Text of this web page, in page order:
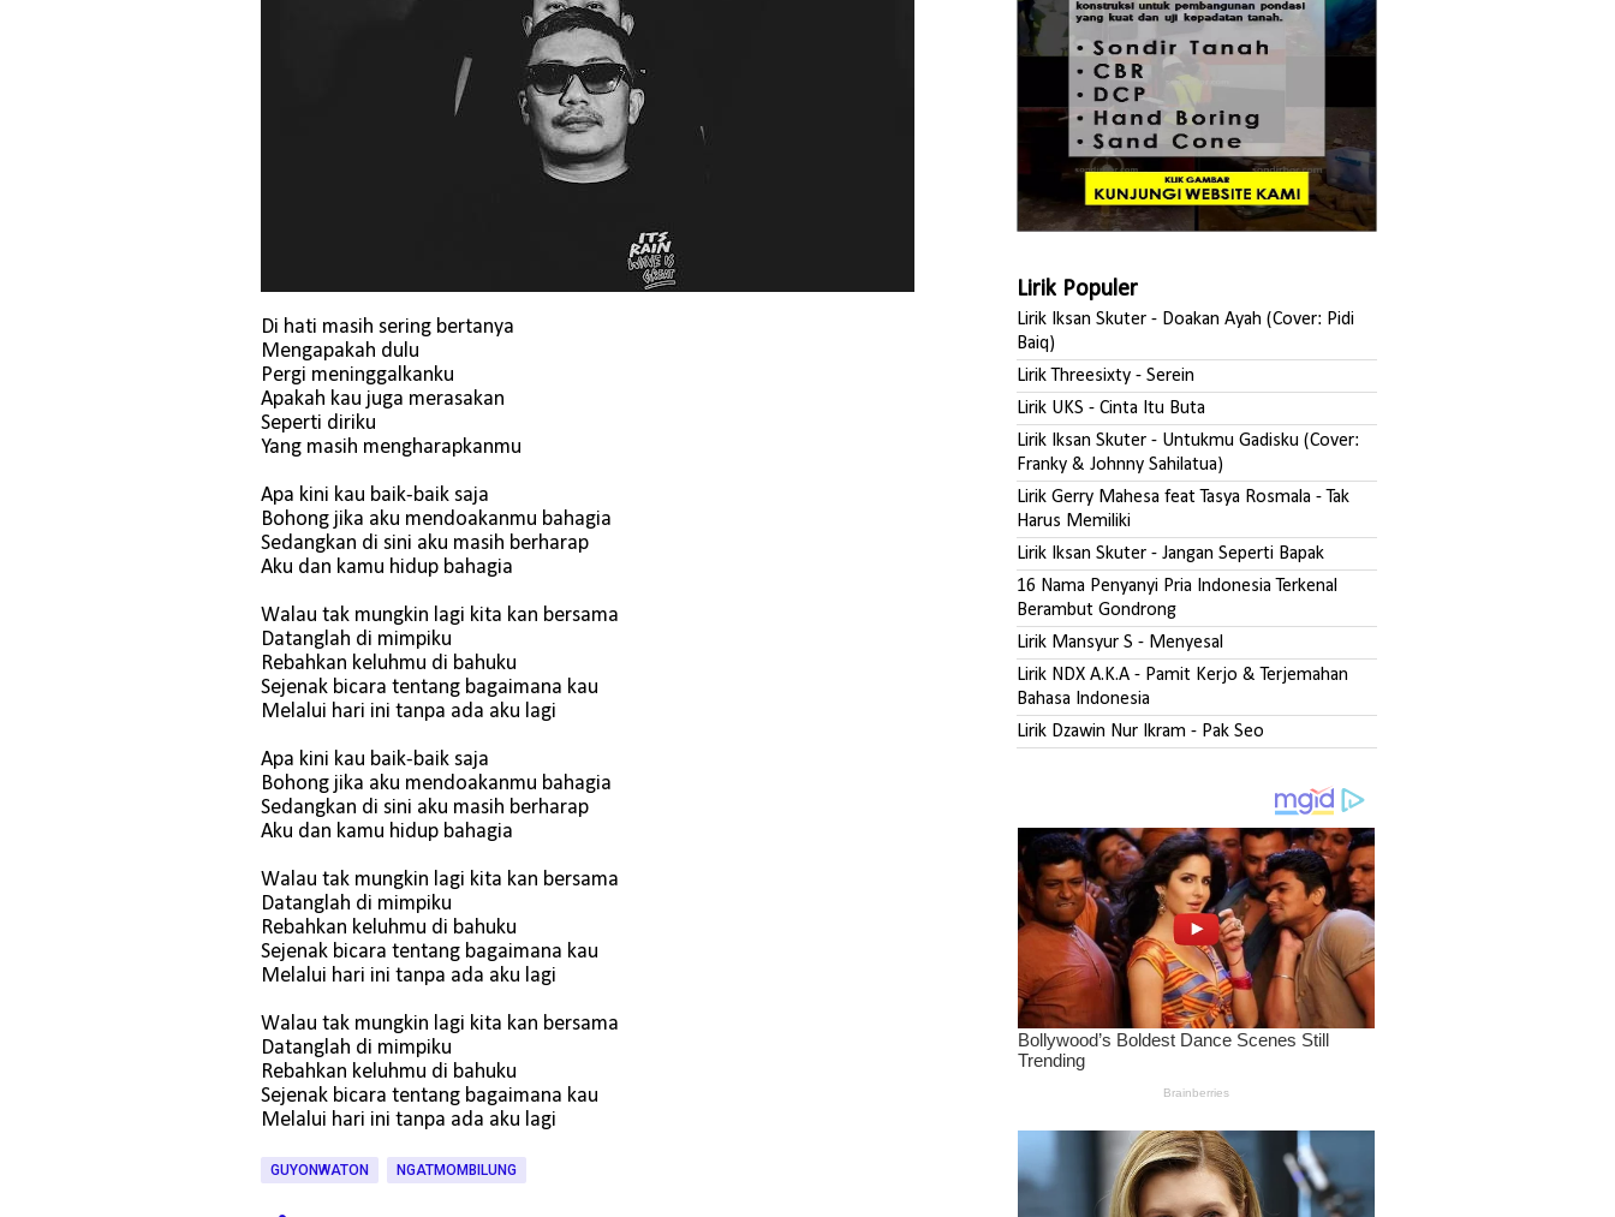
Di hati masih sering bertanya
Mengapakah dulu
Pergi meninggalkanku
Apakah kau juga merasakan
Seperti diriku
Yang masih mengharapkanmu
Apa kini kau baik-baik saja
Bohong jika aku mendoakanmu bahagia
Sedangkan di sini aku masih berharap
Aku dan kamu hidup bahagia
Walau tak mungkin lagi kita kan bersama
Datanglah di mimpiku
Rebahkan keluhmu di bahuku
Sejenak bicara tentang bagaimana kau
Melalui hari ini tanpa ada aku lagi
Apa kini kau baik-baik saja
Bohong jika aku mendoakanmu bahagia
Sedangkan di sini aku masih berharap
Aku dan kamu hidup bahagia
Walau tak mungkin lagi kita kan bersama
Datanglah di mimpiku
Rebahkan keluhmu di bahuku
Sejenak bicara tentang bagaimana kau
Melalui hari ini tanpa ada aku lagi
Walau tak mungkin lagi kita kan bersama
Datanglah di mimpiku
Rebahkan keluhmu di bahuku
Sejenak bicara tentang bagaimana kau
Melalui hari ini tanpa ada aku lagi
GUYONWATON NGATMOMBILUNG
Lirik Populer
Lirik Iksan Skuter - Doakan Ayah (Cover: Pidi
Baiq)
Lirik Threesixty - Serein
Lirik UKS - Cinta Itu Buta
Lirik Iksan Skuter - Untukmu Gadisku (Cover:
Franky & Johnny Sahilatua)
Lirik Gerry Mahesa feat Tasya Rosmala - Tak
Harus Memiliki
Lirik Iksan Skuter - Jangan Seperti Bapak
16 Nama Penyanyi Pria Indonesia Terkenal
Berambut Gondrong
Lirik Mansyur S - Menyesal
Lirik NDX A.K.A - Pamit Kerjo & Terjemahan
Bahasa Indonesia
Lirik Dzawin Nur Ikram - Pak Seo